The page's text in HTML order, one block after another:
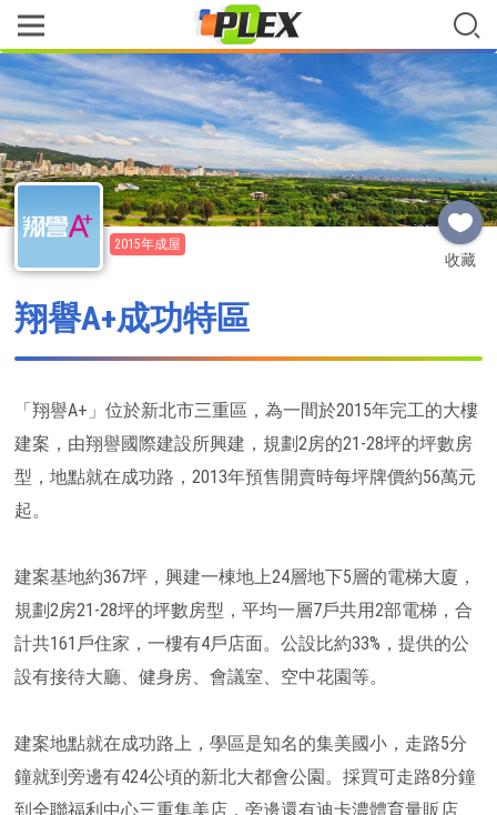
收藏
2015年成屋
翔譽A+成功特區
「翔譽A+」位於新北市三重區，為一間於2015年完工的大樓
建案，由翔譽國際建設所興建，規劃2房的21-28坪的坪數房
型，地點就在成功路，2013年預售開賣時每坪牌價約56萬元
起。
建案基地約367坪，興建一棟地上24層地下5層的電梯大廈，
規劃2房21-28坪的坪數房型，平均一層7戶共用2部電梯，合
計共161戶住家，一樓有4戶店面。公設比約33%，提供的公
設有接待大廳、健身房、會議室、空中花園等。
建案地點就在成功路上，學區是知名的集美國小，走路5分
鐘就到旁邊有424公頃的新北大都會公園。採買可走路8分鐘
到全聯福利中心三重集美店，旁邊還有迪卡濃體育量販店、